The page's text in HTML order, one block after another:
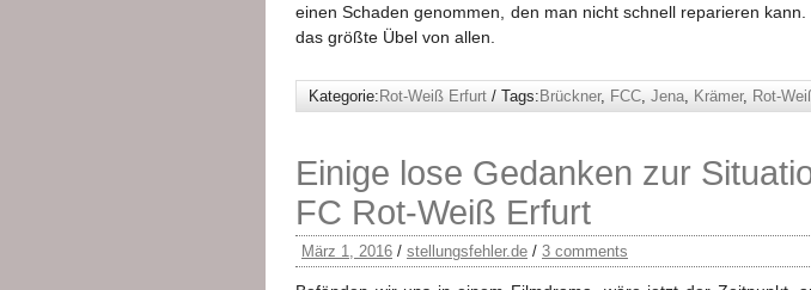
einen Schaden genommen, den man nicht schnell reparieren
das größte Übel von allen.
Kategorie:Rot-Weiß Erfurt / Tags:Brückner, FCC Jena Krämer, Rot-
Einige lose Gedanken zur
FC Rot-Weiß Erfurt
März 1, 2016 / stellungsfehler.de / 3 comments